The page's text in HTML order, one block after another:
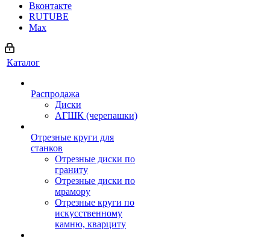
Вконтакте
RUTUBE
Max
Каталог
Распродажа
Диски
АГШК (черепашки)
Отрезные круги для
станков
Отрезные диски по
граниту
Отрезные диски по
мрамору
Отрезные круги по
искусственному
камню, кварциту